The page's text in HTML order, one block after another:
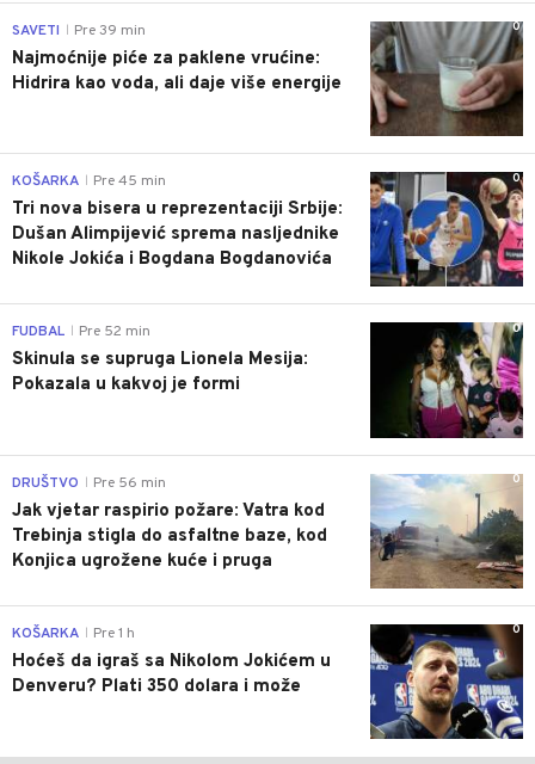
0
SAVETI Pre 39 min
Najmoćnije piće za paklene vrućine:
Hidrira kao voda, ali daje više energije
0
KOŠARKA Pre 45 min
Tri nova bisera u reprezentaciji Srbije:
Dušan Alimpijević sprema nasljednike
Nikole Jokića i Bogdana Bogdanovića
0
FUDBAL Pre 52 min
Skinula se supruga Lionela Mesija:
Pokazala u kakvoj je formi
0
DRUŠTVO Pre 56 min
Jak vjetar raspirio požare: Vatra kod
Trebinja stigla do asfaltne baze, kod
Konjica ugrožene kuće i pruga
0
KOŠARKA Pre 1 h
Hoćeš da igraš sa Nikolom Jokićem u
Denveru? Plati 350 dolara i može